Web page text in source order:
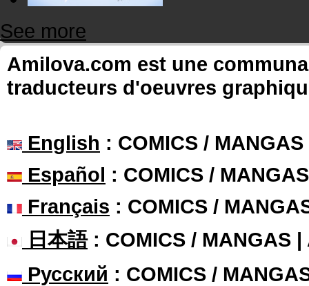
See more
Amilova.com est une
traducteurs d'oeuvres
English : COMICS /
Español : COMICS /
Français : COMICS /
日本語: COMICS / MANGAS |
Русский : COMICS /